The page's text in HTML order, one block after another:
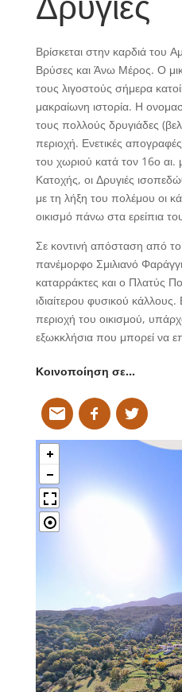
Βρίσκεται στην καρδιά του
Βρύσες και Άνω Μέρος. Ο
τους λιγοστούς σήμερα
μακραίωνη ιστορία. Η
τους πολλούς δρυγιάδες
περιοχή. Ενετικές
του χωριού κατά τον 16ο
Κατοχής, οι Δρυγιές
με τη λήξη του πολέμου οι
οικισμό πάνω στα ερείπια
Σε κοντινή απόσταση από το
πανέμορφο Σμιλιανό
καταρράκτες και ο Πλατύς
ιδιαίτερου φυσικού
περιοχή του οικισμού,
εξωκκλήσια που μπορεί να
Κοινοποίηση σε…